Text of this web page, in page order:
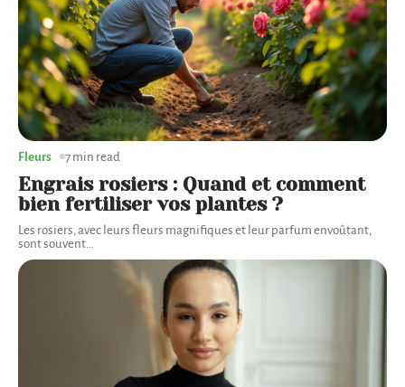
Engrais rosiers : Quand et comment
bien fertiliser vos plantes ?
Les rosiers, avec leurs fleurs magnifiques et leur parfum envoûtant,
sont souvent
Fleurs 7 min read